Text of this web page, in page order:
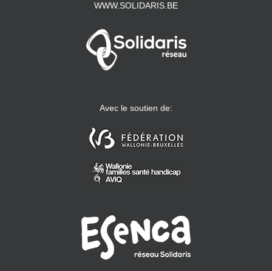
WWW.SOLIDARIS.BE
Avec le soutien de: